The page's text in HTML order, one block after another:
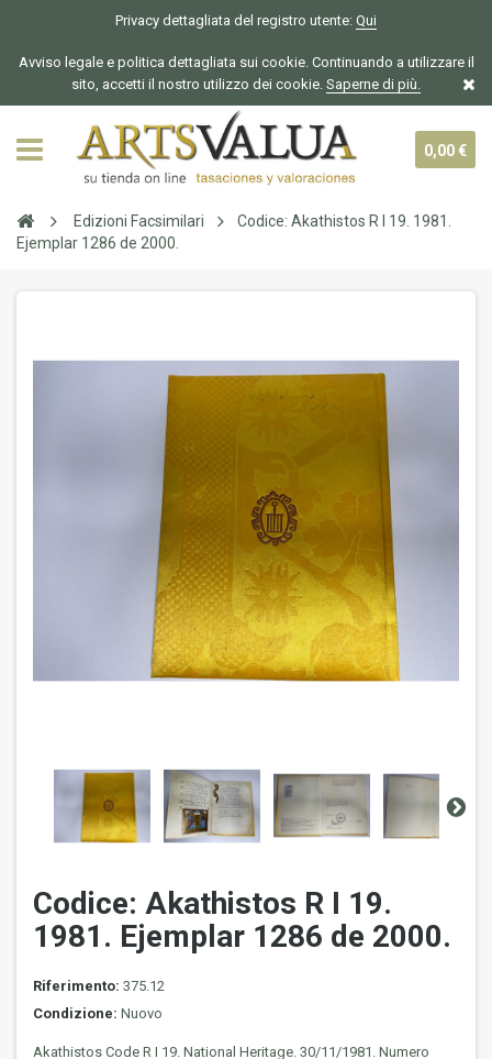
Privacy dettagliata del registro utente: Qui
Avviso legale e politica dettagliata sui cookie. Continuando a utilizzare il
sito, accetti il nostro utilizzo dei cookie. Saperne di più.
0,00 €
Edizioni Facsimilari
Codice: Akathistos R I 19. 1981.
Ejemplar 1286 de 2000.
Codice: Akathistos R I 19.
1981. Ejemplar 1286 de 2000.
Riferimento: 375.12
Condizione: Nuovo
Akathistos Code R I 19. National Heritage. 30/11/1981. Numero